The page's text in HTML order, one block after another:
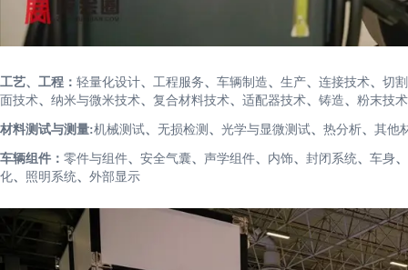
工艺、工程： 轻量化设计、 工程服务、 车辆制造、 生产、 连接技术、 切
面技术、 纳米与微米技术、 复合材料技术、 适配器技术、 铸造、 粉末技术
材料测试与测量:机械测试、 无损检测 、 光学与显微测试、 热分析、 其他
车辆组件： 零件与组件、 安全气囊、 声学组件、 内饰、 封闭系统、 车身、
化、 照明系统、 外部显示